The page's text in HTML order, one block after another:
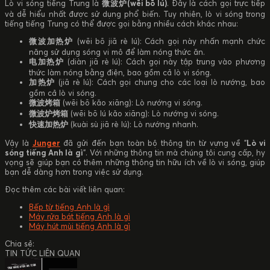
Lò vi sóng tiếng Trung là微波炉(wēi bō lú). Đây là cách gọi trực tiếp
và dễ hiểu nhất được sử dụng phổ biến. Tuy nhiên, lò vi sóng trong
tiếng tiếng Trung có thể được gọi bằng nhiều cách khác nhau:
微波加热炉 (wēi bō jiā rè lú): Cách gọi này nhấn mạnh chức
năng sử dụng sóng vi mô để làm nóng thức ăn.
电加热炉 (diàn jiā rè lú): Cách gọi này tập trung vào phương
thức làm nóng bằng điện, bao gồm cả lò vi sóng.
加热炉 (jiā rè lú): Cách gọi chung cho các loại lò nướng, bao
gồm cả lò vi sóng.
微波烤箱 (wēi bō kǎo xiāng): Lò nướng vi sóng.
微波炉烤箱 (wēi bō lú kǎo xiāng): Lò nướng vi sóng.
快速加热炉 (kuài sù jiā rè lú): Lò nướng nhanh.
Vậy là Junger đã gửi đến bạn toàn bộ thông tin từ vựng về "Lò vi
sóng tiếng Anh là gì". Với những thông tin mà chúng tôi cung cấp, hy
vọng sẽ giúp bạn có thêm những thông tin hữu ích về lò vi sóng, giúp
bạn dễ dàng hơn trong việc sử dụng.
Đọc thêm các bài viết liên quan:
Bếp từ tiếng Anh là gì
Máy rửa bát tiếng Anh là gì
Máy hút mùi tiếng Anh là gì
Chia sẻ:
TIN TỨC LIÊN QUAN